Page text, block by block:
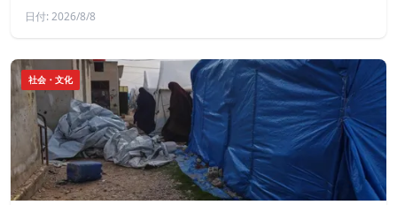
日付: 2026/8/8
社会・文化